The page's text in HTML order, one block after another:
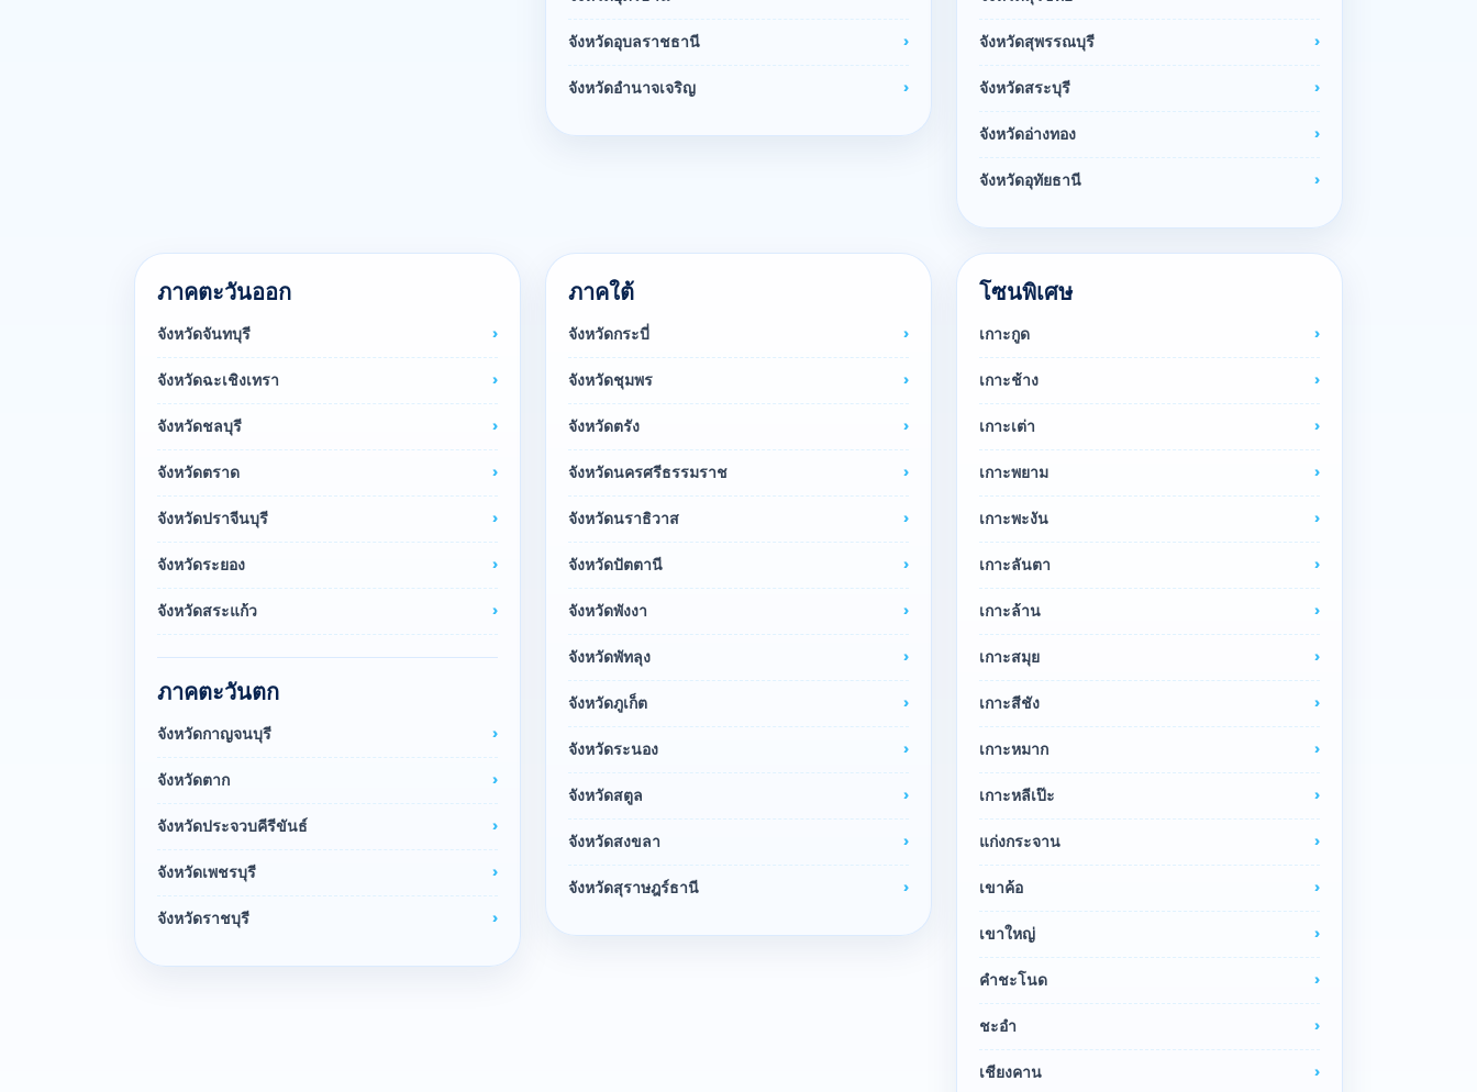
จังหวัดอุบลราชธานี
จังหวัดอำนาจเจริญ
จังหวัดสุพรรณบุรี
จังหวัดสระบุรี
จังหวัดอ่างทอง
จังหวัดอุทัยธานี
ภาคตะวันออก
จังหวัดจันทบุรี
จังหวัดฉะเชิงเทรา
จังหวัดชลบุรี
จังหวัดตราด
จังหวัดปราจีนบุรี
จังหวัดระยอง
จังหวัดสระแก้ว
ภาคตะวันตก
จังหวัดกาญจนบุรี
จังหวัดตาก
จังหวัดประจวบคีรีขันธ์
จังหวัดเพชรบุรี
จังหวัดราชบุรี
ภาคใต้
จังหวัดกระบี่
จังหวัดชุมพร
จังหวัดตรัง
จังหวัดนครศรีธรรมราช
จังหวัดนราธิวาส
จังหวัดปัตตานี
จังหวัดพังงา
จังหวัดพัทลุง
จังหวัดภูเก็ต
จังหวัดระนอง
จังหวัดสตูล
จังหวัดสงขลา
จังหวัดสุราษฎร์ธานี
โซนพิเศษ
เกาะกูด
เกาะช้าง
เกาะเต่า
เกาะพยาม
เกาะพะงัน
เกาะลันตา
เกาะล้าน
เกาะสมุย
เกาะสีชัง
เกาะหมาก
เกาะหลีเป๊ะ
แก่งกระจาน
เขาค้อ
เขาใหญ่
คำชะโนด
ชะอำ
เชียงคาน